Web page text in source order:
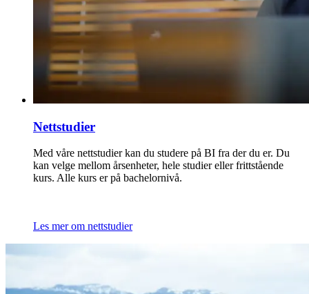
Nettstudier
Med våre nettstudier kan du studere på BI fra der du er. Du
kan velge mellom årsenheter, hele studier eller frittstående
kurs. Alle kurs er på bachelornivå.
Les mer om nettstudier